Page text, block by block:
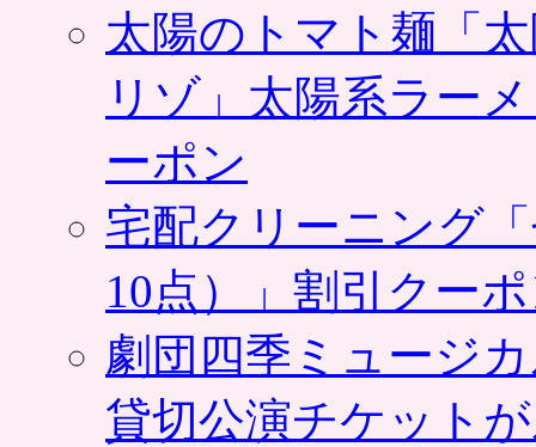
太陽のトマト麺「
リゾ」太陽系ラー
ーポン
宅配クリーニング
10点）」割引クー
劇団四季ミュージ
貸切公演チケット